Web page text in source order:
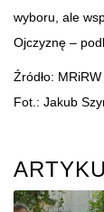
wyboru, ale
Ojczyznę –
Źródło: MRiRW
Fot.: Jakub